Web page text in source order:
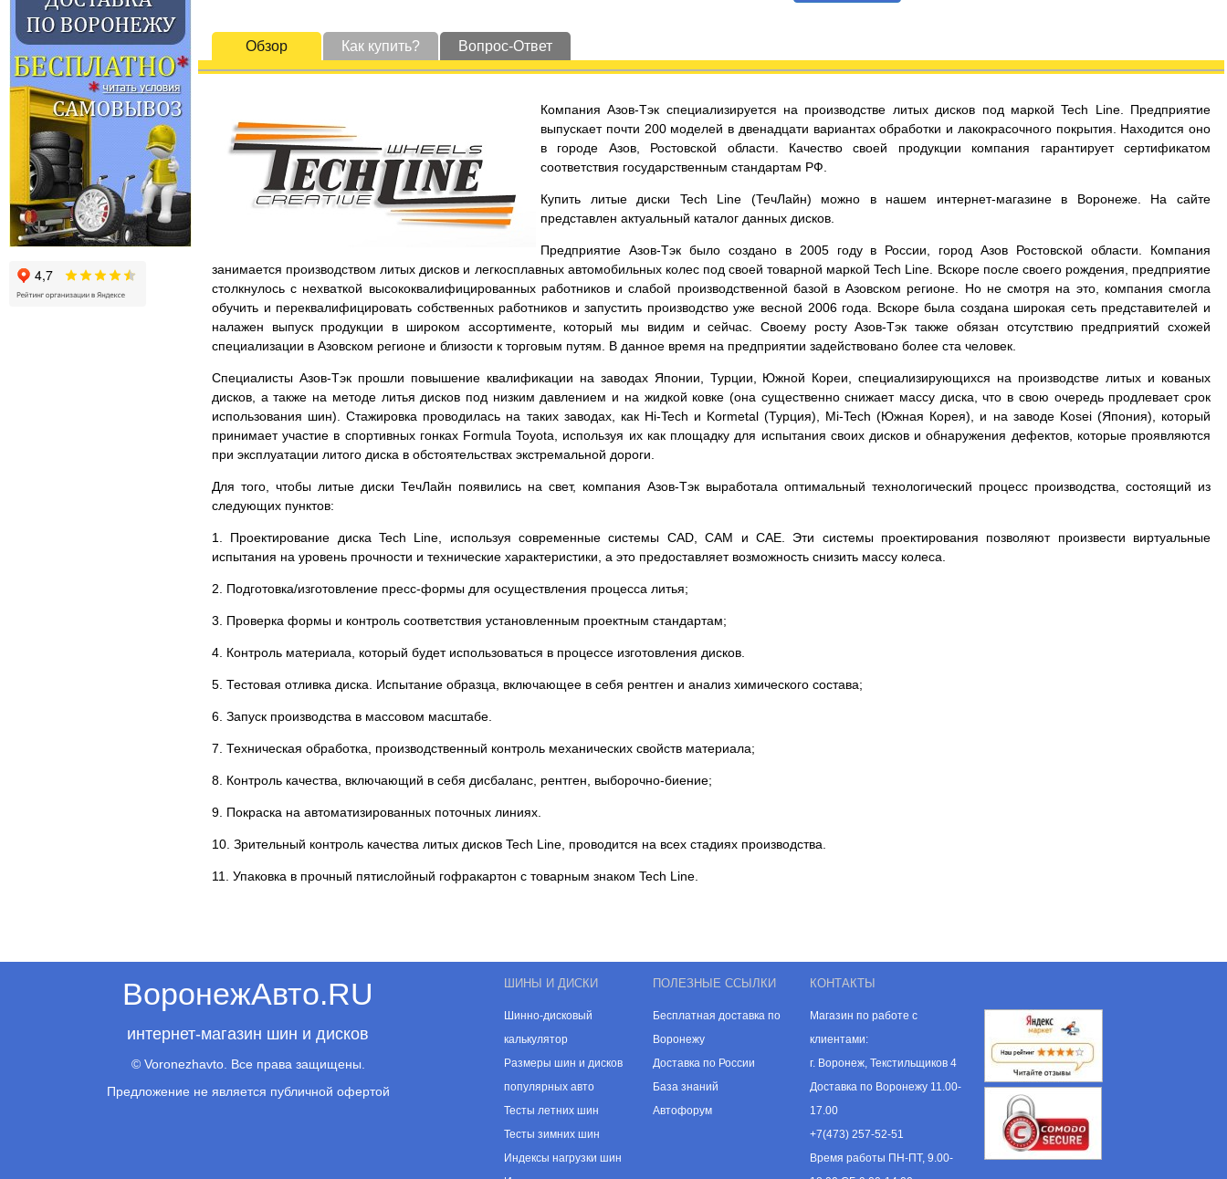
Обзор Как купить? Вопрос-Ответ
Компания Азов-Тэк специализируется на производстве литых дисков под маркой Tech Line. Предприятие
выпускает почти 200 моделей в двенадцати вариантах обработки и лакокрасочного покрытия. Находится оно
в городе Азов, Ростовской области. Качество своей продукции компания гарантирует сертификатом
соответствия государственным стандартам РФ.
Купить литые диски Tech Line (ТечЛайн) можно в нашем интернет-магазине в Воронеже. На сайте
представлен актуальный каталог данных дисков.
Предприятие Азов-Тэк было создано в 2005 году в России, город Азов Ростовской области. Компания
занимается производством литых дисков и легкосплавных автомобильных колес под своей товарной маркой Tech Line. Вскоре после своего рождения, предприятие
столкнулось с нехваткой высококвалифицированных работников и слабой производственной базой в Азовском регионе. Но не смотря на это, компания смогла
обучить и переквалифицировать собственных работников и запустить производство уже весной 2006 года. Вскоре была создана широкая сеть представителей и
налажен выпуск продукции в широком ассортименте, который мы видим и сейчас. Своему росту Азов-Тэк также обязан отсутствию предприятий схожей
специализации в Азовском регионе и близости к торговым путям. В данное время на предприятии задействовано более ста человек.
Специалисты Азов-Тэк прошли повышение квалификации на заводах Японии, Турции, Южной Кореи, специализирующихся на производстве литых и кованых
дисков, а также на методе литья дисков под низким давлением и на жидкой ковке (она существенно снижает массу диска, что в свою очередь продлевает срок
использования шин). Стажировка проводилась на таких заводах, как Hi-Tech и Kormetal (Турция), Mi-Tech (Южная Корея), и на заводе Kosei (Япония), который
принимает участие в спортивных гонках Formula Toyota, используя их как площадку для испытания своих дисков и обнаружения дефектов, которые проявляются
при эксплуатации литого диска в обстоятельствах экстремальной дороги.
Для того, чтобы литые диски ТечЛайн появились на свет, компания Азов-Тэк выработала оптимальный технологический процесс производства, состоящий из
следующих пунктов:
1. Проектирование диска Tech Line, используя современные системы СAD, CAM и CAE. Эти системы проектирования позволяют произвести виртуальные
испытания на уровень прочности и технические характеристики, а это предоставляет возможность снизить массу колеса.
2. Подготовка/изготовление пресс-формы для осуществления процесса литья;
3. Проверка формы и контроль соответствия установленным проектным стандартам;
4. Контроль материала, который будет использоваться в процессе изготовления дисков.
5. Тестовая отливка диска. Испытание образца, включающее в себя рентген и анализ химического состава;
6. Запуск производства в массовом масштабе.
7. Техническая обработка, производственный контроль механических свойств материала;
8. Контроль качества, включающий в себя дисбаланс, рентген, выборочно-биение;
9. Покраска на автоматизированных поточных линиях.
10. Зрительный контроль качества литых дисков Tech Line, проводится на всех стадиях производства.
11. Упаковка в прочный пятислойный гофракартон с товарным знаком Tech Line.
ВоронежАвто.RU
интернет-магазин шин и дисков
© Voronezhavto. Все права защищены.
Предложение не является публичной офертой
ШИНЫ И ДИСКИ
Шинно-дисковый
калькулятор
Размеры шин и дисков
популярных авто
Тесты летних шин
Тесты зимних шин
Индексы нагрузки шин
ПОЛЕЗНЫЕ ССЫЛКИ
Бесплатная доставка по
Воронежу
Доставка по России
База знаний
Автофорум
КОНТАКТЫ
Магазин по работе с
клиентами:
г. Воронеж, Текстильщиков 4
Доставка по Воронежу 11.00-
17.00
+7(473) 257-52-51
Время работы ПН-ПТ, 9.00-